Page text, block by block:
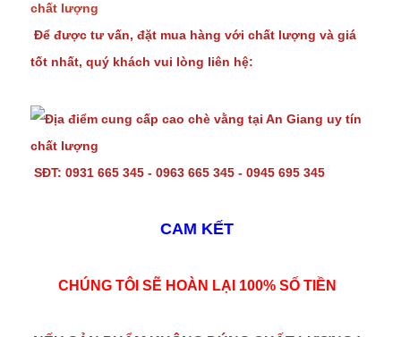
Để được tư vấn, đặt mua hàng với chất lượng và giá
tốt nhất, quý khách vui lòng liên hệ:
SĐT: 0931 665 345 - 0963 665 345 - 0945 695 345
CAM KẾT
CHÚNG TÔI SẼ HOÀN LẠI 100% SỐ TIỀN